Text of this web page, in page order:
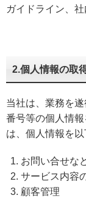
ガイドライン、
2.個人情報の取
当社は、業務を
番号等の個人情
は、個人情報を
お問い合せな
サービス内容
顧客管理